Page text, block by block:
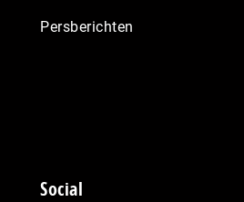
Persberichten
Social